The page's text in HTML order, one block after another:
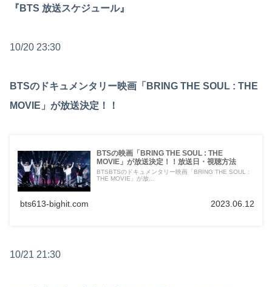
『BTS 放送スケジュール』
10/20 23:30
BTSのドキュメンタリー映画「BRING THE SOUL : THE
MOVIE」が放送決定！！
BTSの映画「BRING THE SOUL : THE
MOVIE」が放送決定！！放送日・視聴方法
BTSBTSのドキュメンタリー映画「BRING THE SOUL :
THE MOVIE」が放...
bts613-bighit.com 2023.06.12
10/21 21:30